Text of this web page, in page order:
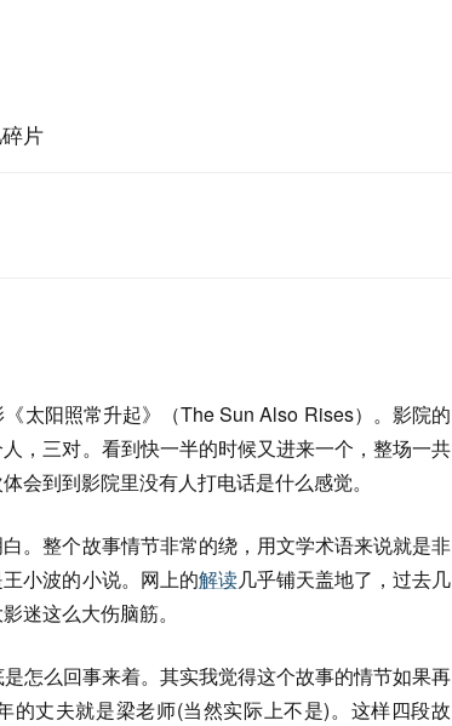
片
太阳照常升起》（The Sun Also Rises）。影院的
，三对。看到快一半的时候又进来一个，整场一共
会到到影院里没有人打电话是什么感觉。
。整个故事情节非常的绕，用文学术语来说就是非
小波的小说。网上的解读几乎铺天盖地了，过去几
迷这么大伤脑筋。
怎么回事来着。其实我觉得这个故事的情节如果再
的丈夫就是梁老师(当然实际上不是)。这样四段故